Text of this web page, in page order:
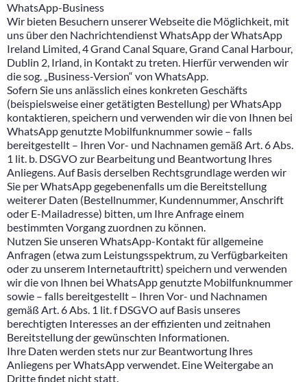
WhatsApp-Business
Wir bieten Besuchern unserer Webseite die Möglichkeit, mit
uns über den Nachrichtendienst WhatsApp der WhatsApp
Ireland Limited, 4 Grand Canal Square, Grand Canal Harbour,
Dublin 2, Irland, in Kontakt zu treten. Hierfür verwenden wir
die sog. „Business-Version“ von WhatsApp.
Sofern Sie uns anlässlich eines konkreten Geschäfts
(beispielsweise einer getätigten Bestellung) per WhatsApp
kontaktieren, speichern und verwenden wir die von Ihnen bei
WhatsApp genutzte Mobilfunknummer sowie – falls
bereitgestellt – Ihren Vor- und Nachnamen gemäß Art. 6 Abs.
1 lit. b. DSGVO zur Bearbeitung und Beantwortung Ihres
Anliegens. Auf Basis derselben Rechtsgrundlage werden wir
Sie per WhatsApp gegebenenfalls um die Bereitstellung
weiterer Daten (Bestellnummer, Kundennummer, Anschrift
oder E-Mailadresse) bitten, um Ihre Anfrage einem
bestimmten Vorgang zuordnen zu können.
Nutzen Sie unseren WhatsApp-Kontakt für allgemeine
Anfragen (etwa zum Leistungsspektrum, zu Verfügbarkeiten
oder zu unserem Internetauftritt) speichern und verwenden
wir die von Ihnen bei WhatsApp genutzte Mobilfunknummer
sowie – falls bereitgestellt – Ihren Vor- und Nachnamen
gemäß Art. 6 Abs. 1 lit. f DSGVO auf Basis unseres
berechtigten Interesses an der effizienten und zeitnahen
Bereitstellung der gewünschten Informationen.
Ihre Daten werden stets nur zur Beantwortung Ihres
Anliegens per WhatsApp verwendet. Eine Weitergabe an
Dritte findet nicht statt.